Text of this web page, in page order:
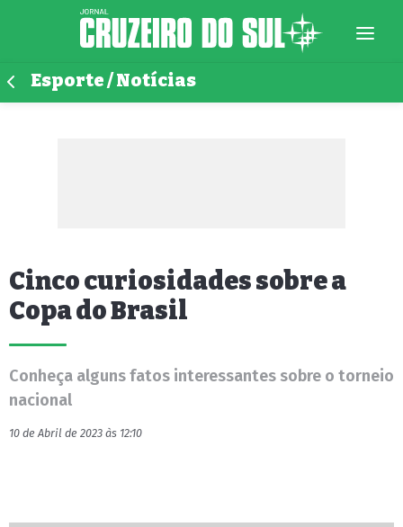
Esporte / Notícias
Cinco curiosidades sobre a
Copa do Brasil
Conheça alguns fatos interessantes sobre o torneio
nacional
10 de Abril de 2023 às 12:10